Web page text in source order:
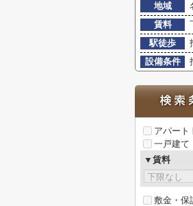
地域
賃料
駅徒歩
設備条件
アパート
一戸建て
▼賃料
敷金・保